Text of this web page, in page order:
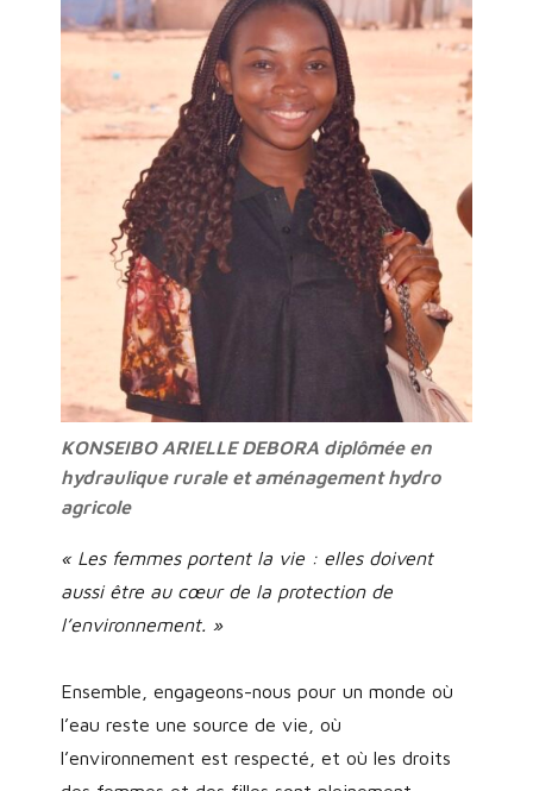
KONSEIBO ARIELLE DEBORA diplômée en
hydraulique rurale et aménagement hydro
agricole
« Les femmes portent la vie : elles doivent
aussi être au cœur de la protection de
l’environnement. »
Ensemble, engageons-nous pour un monde où
l’eau reste une source de vie, où
l’environnement est respecté, et où les droits